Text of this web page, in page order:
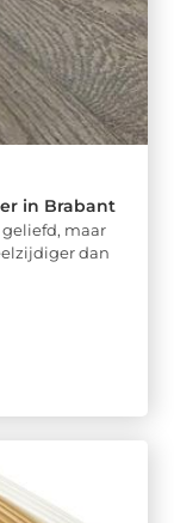
in Brabant
maar
dan